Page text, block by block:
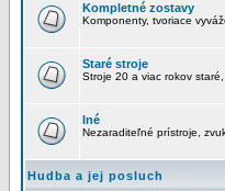
Kompletné zostavy
Komponenty, tvoriace
Staré stroje
Stroje 20 a viac rokov
Iné
Nezaraditeľné prístroje,
Hudba a jej posluch